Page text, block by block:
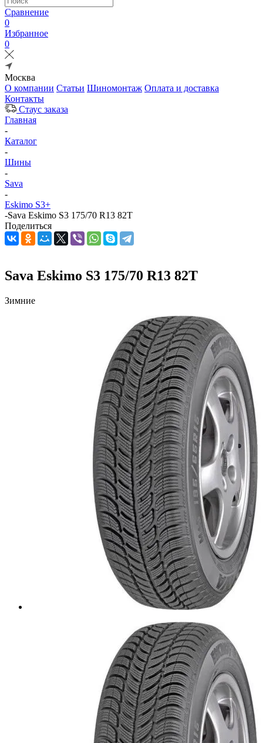
Сравнение
0
Избранное
0
Москва
О компании Статьи Шиномонтаж Оплата и доставка
Контакты
Стаус заказа
Главная
-
Каталог
-
Шины
-
Sava
-
Eskimo S3+
-Sava Eskimo S3 175/70 R13 82T
Поделиться
Sava Eskimo S3 175/70 R13 82T
Зимние